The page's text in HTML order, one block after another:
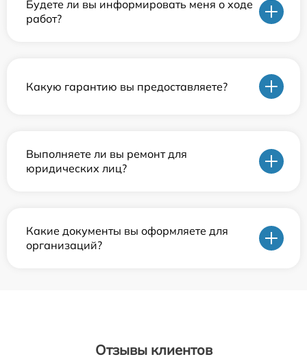
Будете ли вы информировать меня о ходе
работ?
Какую гарантию вы предоставляете?
Выполняете ли вы ремонт для
юридических лиц?
Какие документы вы оформляете для
организаций?
Отзывы клиентов